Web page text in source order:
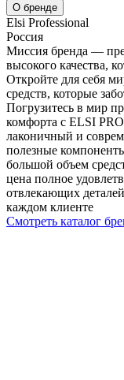
О бренде
Elsi Professional
Россия
Миссия бренда —
высокого качества,
Откройте для себя
средств, которые
Погрузитесь в мир
комфорта с ELSI
лаконичный и
полезные
большой объем
цена полное
отвлекающих
каждом клиенте
Смотреть каталог